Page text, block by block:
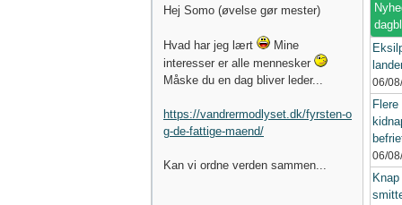
Hej Somo (øvelse gør mester)
Hvad har jeg lært
Mine
interesser er alle mennesker
Måske du en dag bliver leder...
https://vandrermodlyset.dk/fyrsten-o
g-de-fattige-maend/
Kan vi ordne verden sammen...
06/
06/